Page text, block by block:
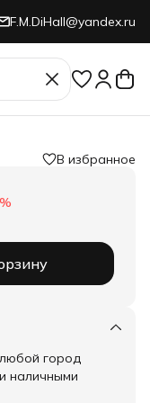
F.M.DiHall@yandex.ru
В избранное
%
город
наличными